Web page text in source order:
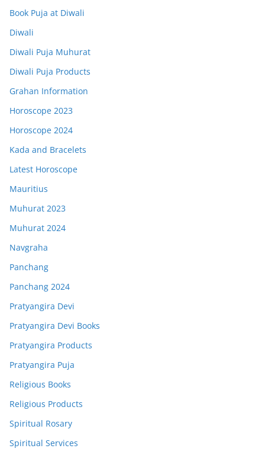
Book Puja at Diwali
Diwali
Diwali Puja Muhurat
Diwali Puja Products
Grahan Information
Horoscope 2023
Horoscope 2024
Kada and Bracelets
Latest Horoscope
Mauritius
Muhurat 2023
Muhurat 2024
Navgraha
Panchang
Panchang 2024
Pratyangira Devi
Pratyangira Devi Books
Pratyangira Products
Pratyangira Puja
Religious Books
Religious Products
Spiritual Rosary
Spiritual Services